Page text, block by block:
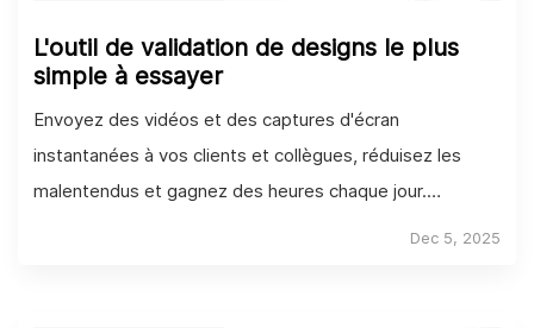
L'outil de validation de designs le plus
simple à essayer
Envoyez des vidéos et des captures d'écran
instantanées à vos clients et collègues, réduisez les
malentendus et gagnez des heures chaque jour.
Dec 5, 2025